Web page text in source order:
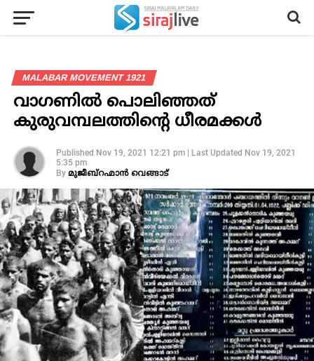
MALABAR MOVEMENT 1921
വാഗണിൽ പൊലിഞ്ഞത്
കുരുവമ്പലത്തിൻ്റെ ധീരമക്കൾ
Published Nov 19, 2021 12:21 pm| Last Updated Nov 19, 2021
5:35 pm
By മുജീബ്‌റഹ്മാന്‍ വെങ്ങാട്